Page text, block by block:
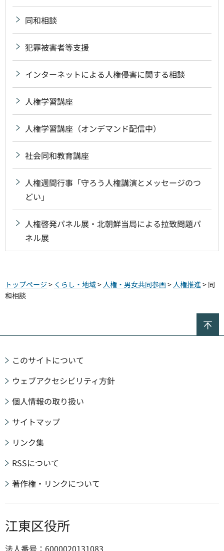
同和相談
犯罪被害者等支援
インターネットによる人権侵害に関する相談
人権学習講座
人権学習講座（オンデマンド配信中）
社会同和教育講座
人権週間行事「守ろう人権講演とメッセージのつ
どい」
人権啓発パネル展・北朝鮮当局による拉致問題パ
ネル展
トップページ > くらし・地域> 人権・男女共同参画> 人権推進 > 同
和相談
このサイトについて
ウェブアクセシビリティ方針
個人情報の取り扱い
サイトマップ
リンク集
RSSについて
著作権・リンクについて
江東区役所
法人番号：6000020131083